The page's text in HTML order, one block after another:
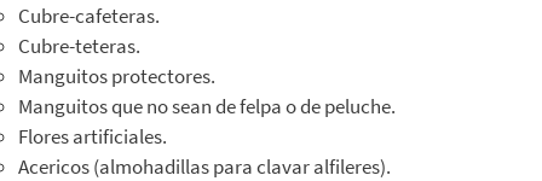
Cubre-cafeteras.
Cubre-teteras.
Manguitos protectores.
Manguitos que no sean de felpa o de peluche.
Flores artificiales.
Acericos (almohadillas para clavar alfileres).